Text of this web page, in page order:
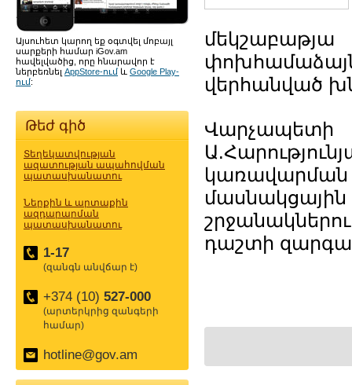
Այսուհետ կարող եք օգտվել մոբայլ
սարքերի համար iGov.am
հավելվածից, որը հնարավոր է
ներբեռնել AppStore-ում և Google Play-
ում:
Թեժ գիծ
Տեղեկատվության
ազատության ապահովման
պատասխանատու
Ներքին և արտաքին
ազդարարման
պատասխանատու
1-17
(զանգն անվճար է)
+374 (10) 527-000
(արտերկրից զանգերի
համար)
hotline@gov.am
վերհանված
դաշտի